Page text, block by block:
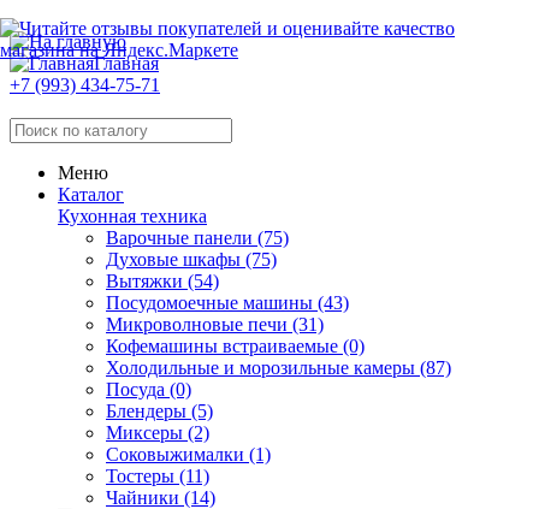
Главная
+7 (993) 434-75-71
Меню
Каталог
Кухонная техника
Варочные панели (75)
Духовые шкафы (75)
Вытяжки (54)
Посудомоечные машины (43)
Микроволновые печи (31)
Кофемашины встраиваемые (0)
Холодильные и морозильные камеры (87)
Посуда (0)
Блендеры (5)
Миксеры (2)
Соковыжималки (1)
Тостеры (11)
Чайники (14)